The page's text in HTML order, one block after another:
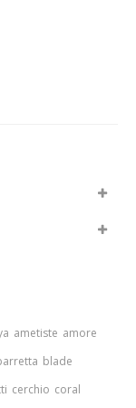
ametiste amore
blade
cerchio coral